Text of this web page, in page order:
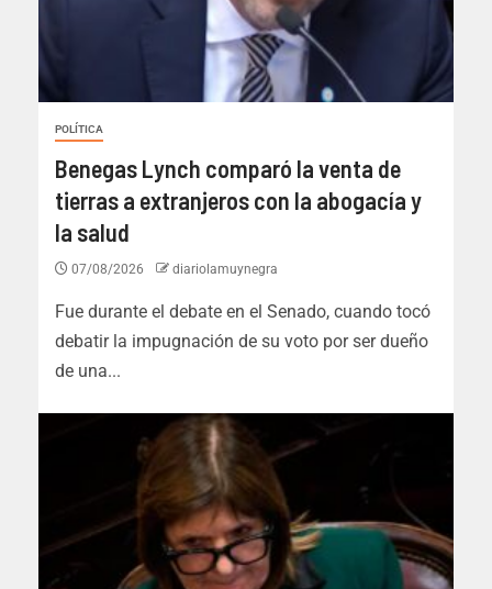
POLÍTICA
Benegas Lynch comparó la venta de
tierras a extranjeros con la abogacía y
la salud
07/08/2026 diariolamuynegra
Fue durante el debate en el Senado, cuando tocó
debatir la impugnación de su voto por ser dueño
de una...